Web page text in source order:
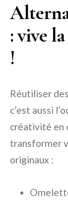
: vive
!
Réutiliser
c’est aussi
créativité en
transformer
originaux :